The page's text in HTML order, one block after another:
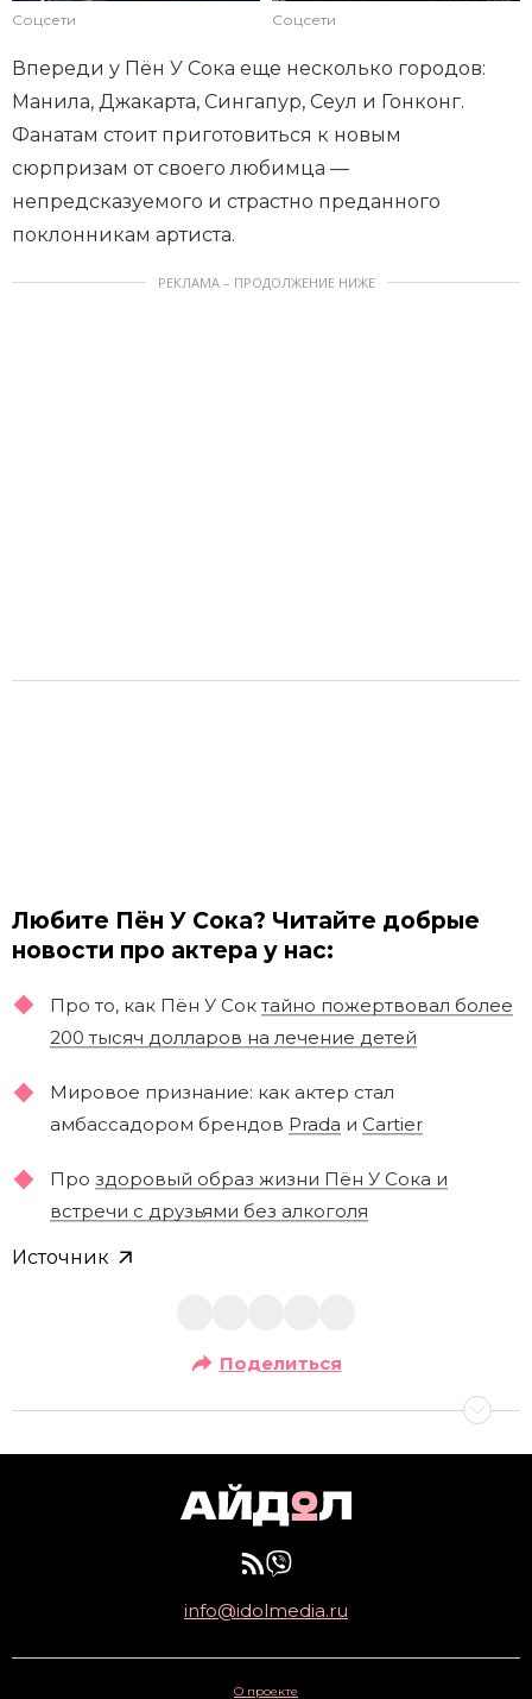
Соцсети Соцсети
Впереди у Пён У Сока еще несколько городов:
Манила, Джакарта, Сингапур, Сеул и Гонконг.
Фанатам стоит приготовиться к новым
сюрпризам от своего любимца —
непредсказуемого и страстно преданного
поклонникам артиста.
РЕКЛАМА – ПРОДОЛЖЕНИЕ НИЖЕ
Любите Пён У Сока? Читайте добрые
новости про актера у нас:
Про то, как Пён У Сок тайно пожертвовал более
200 тысяч долларов на лечение детей
Мировое признание: как актер стал
амбассадором брендов Prada и Cartier
Про здоровый образ жизни Пён У Сока и
встречи с друзьями без алкоголя
Источник
Поделиться
info@idolmedia.ru
О проекте